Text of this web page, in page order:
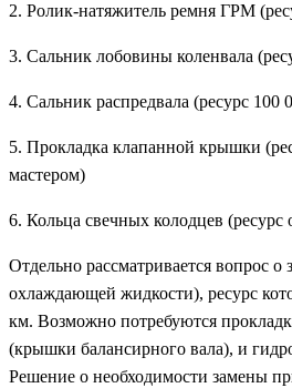
2. Ролик-натяжитель ремня ГРМ
3. Сальник лобовины коленвала
4. Сальник распредвала (ресурс 100
5. Прокладка клапанной крышки
мастером)
6. Кольца свечных колодцев (ресурс
Отдельно рассматривается вопрос о
охлаждающей жидкости), ресурс
км. Возможно потребуются
(крышки балансирного вала), и
Решение о необходимости замены